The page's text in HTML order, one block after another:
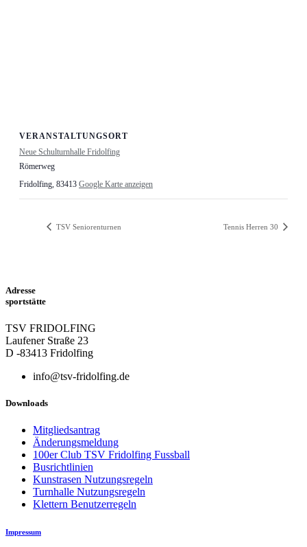
VERANSTALTUNGSORT
Neue Schulturnhalle Fridolfing
Römerweg
Fridolfing, 83413 Google Karte anzeigen
TSV Seniorenturnen Tennis Herren 30
Adresse
sportstätte
TSV FRIDOLFING
Laufener Straße 23
D -83413 Fridolfing
info@tsv-fridolfing.de
Downloads
Mitgliedsantrag
Änderungsmeldung
100er Club TSV Fridolfing Fussball
Busrichtlinien
Kunstrasen Nutzungsregeln
Turnhalle Nutzungsregeln
Klettern Benutzerregeln
Impressum